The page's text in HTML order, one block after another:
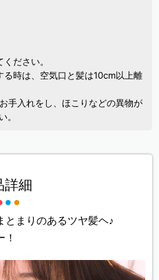
ださい。
時は、空気口と髪は10cm以上離
手入れをし、ほこりなどの異物が
。
詳細
まりのあるツヤ髪ヘ♪